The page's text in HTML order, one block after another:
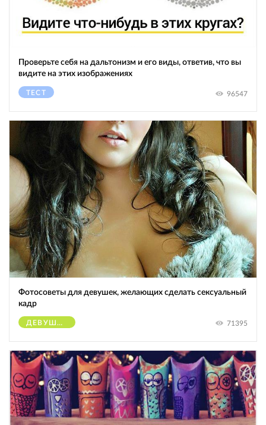
Проверьте себя на дальтонизм и его виды, ответив, что вы
видите на этих изображениях
ТЕСТ 96547
Фотосоветы для девушек, желающих сделать сексуальный
кадр
ДЕВУШКИ 71395